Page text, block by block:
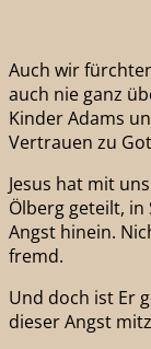
Auch wir
auch nie ganz
Kinder Adams
Vertrauen zu
Jesus hat mit
Ölberg geteilt, in
Angst hinein.
fremd.
Und doch ist Er
dieser Angst